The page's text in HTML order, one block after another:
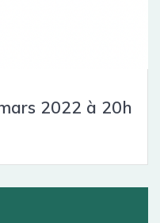
2022 à 20h